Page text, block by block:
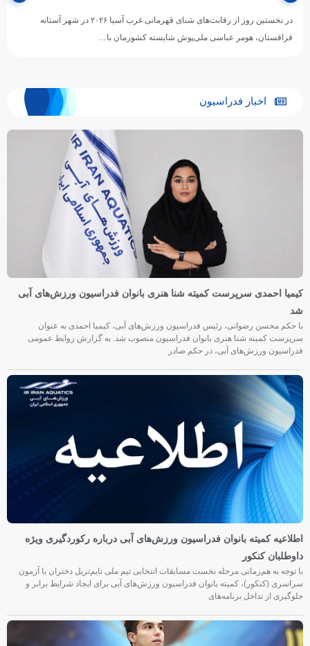
در نخستین روز از رقابت‌های شنای قهرمانی غرب آسیا ۲۰۲۶ در شهر آستانه
قزاقستان، هومر عباسی ملی‌پوش شایسته کشورمان با…
اخبار فدراسیون
کیمیا احمدی سرپرست کمیته شنا هنری بانوان فدراسیون ورزش‌های آبی
شد
با حکم محسن رضوانی، رئیس فدراسیون ورزش‌های آبی، کیمیا احمدی به عنوان
سرپرست کمیته شنا هنری بانوان فدراسیون منصوب شد. به گزارش روابط عمومی
فدراسیون ورزش‌های آبی، در حکم صادر
اطلاعیه کمیته بانوان فدراسیون ورزش‌های آبی درباره رکوردگیری ویژه
داوطلبان کنکور
با توجه به هم‌زمانی مرحله نخست مسابقات انتخابی تیم ملی تایم‌تریل دختران با آزمون
سراسری (کنکور)، کمیته بانوان فدراسیون ورزش‌های آبی برای ایجاد شرایط برابر و
جلوگیری از تداخل برنامه‌های